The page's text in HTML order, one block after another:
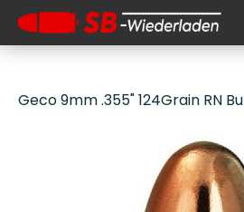
Geco 9mm .355" 124Grain RN